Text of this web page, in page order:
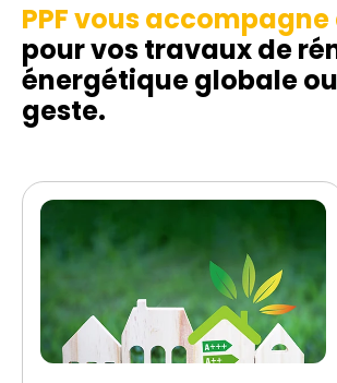
PPF vous accompagne
pour vos travaux de
énergétique globale
geste.